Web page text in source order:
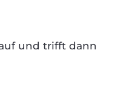
und trifft dann